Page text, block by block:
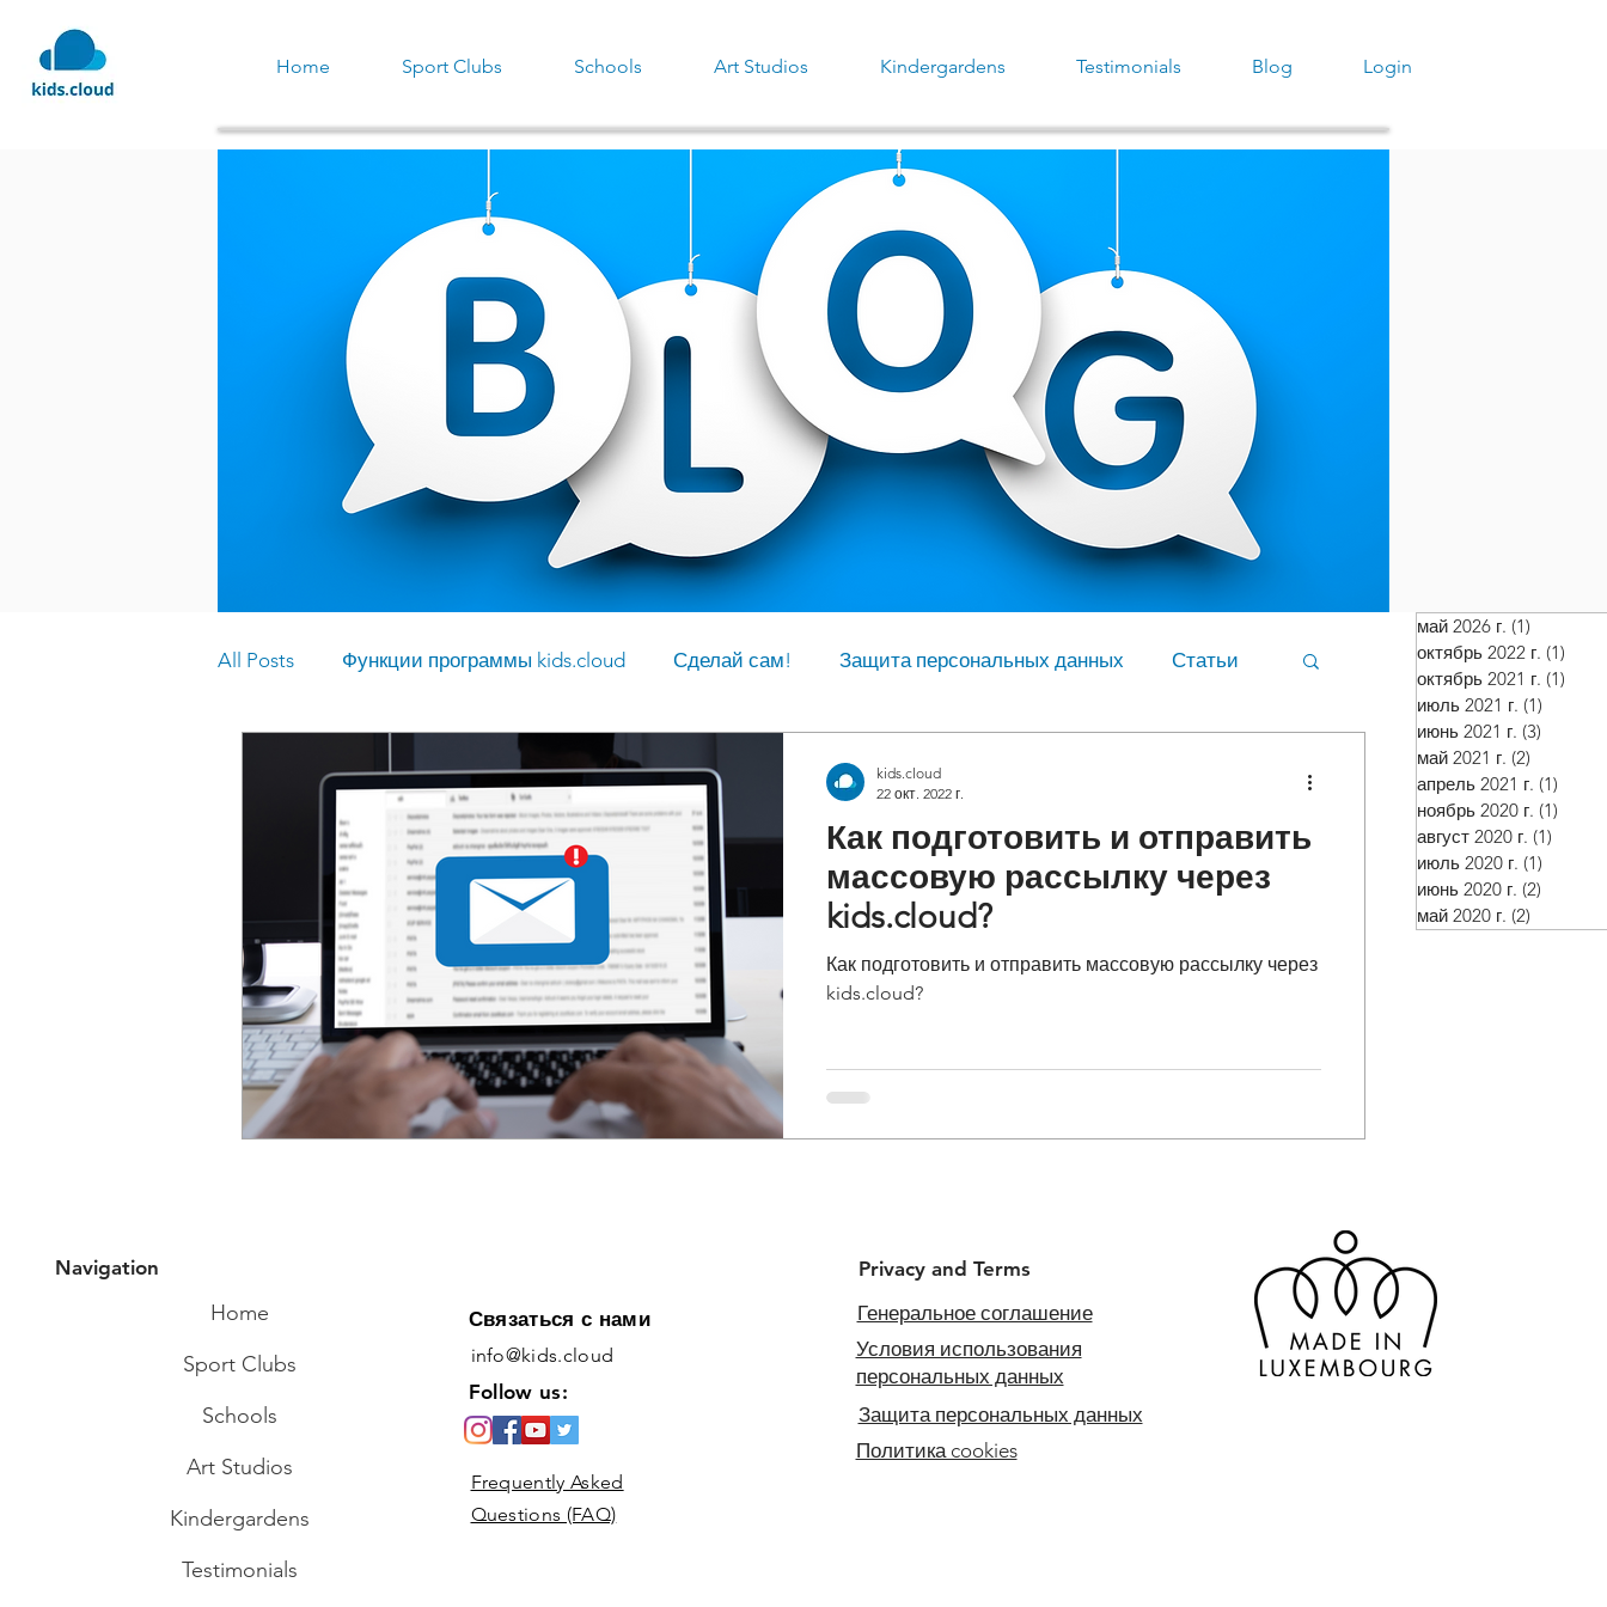
Home Sport Clubs Schools Art Studios Kindergardens Testimonials Blog Login
All Posts Функции программы kids.cloud Сделай сам! Защита персональных данных Статьи
Люксембург
Как подготовить и отправить
массовую рассылку через
kids.cloud?
Как подготовить и отправить массовую рассылку через
kids.cloud?
kids.cloud
22 окт. 2022 г.
май 2026 г. (1)
октябрь 2022 г. (1)
октябрь 2021 г. (1)
июль 2021 г. (1)
июнь 2021 г. (3)
май 2021 г. (2)
апрель 2021 г. (1)
ноябрь 2020 г. (1)
август 2020 г. (1)
июль 2020 г. (1)
июнь 2020 г. (2)
май 2020 г. (2)
Navigation
Home
Sport Clubs
Schools
Art Studios
Kindergardens
Testimonials
Связаться с нами
info@kids.cloud
Follow us:
Frequently Asked
Questions (FAQ)
Privacy and Terms
Генеральное соглашение
Условия использования
персональных данных
Защита персональных данных
Политика cookies